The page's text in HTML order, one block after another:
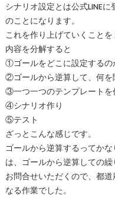
シナリオ設定とは公式LINE
のことになります。
これを作り上げていくことを
内容を分解すると
①ゴールをどこに設定するの
②ゴールから逆算して、何を
③一つ一つのテンプレートを
④シナリオ作り
⑤テスト
ざっとこんな感じです。
ゴールから逆算するってか
は、ゴールから逆算しての
お問合せいただくので、都
なる作業でした。